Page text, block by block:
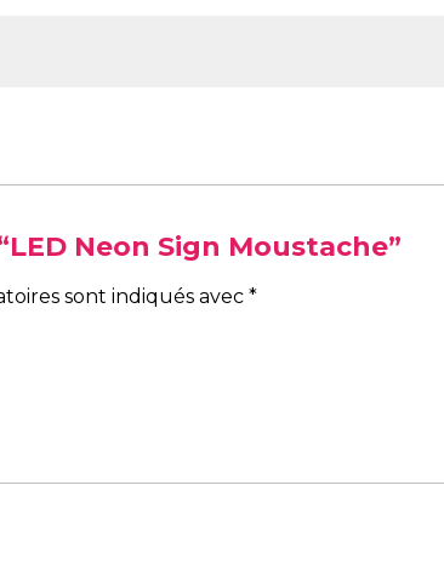
Neon Sign Moustache”
sont indiqués avec *